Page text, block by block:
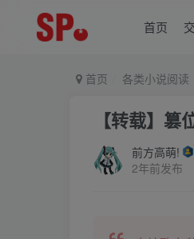
首页
首页 各类小说阅读
【转载】
前方高萌!
2年前发布